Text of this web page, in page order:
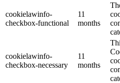
cookielawinfo-
checkbox-functional
11
months
cookielawinfo-
checkbox-necessary
11
months